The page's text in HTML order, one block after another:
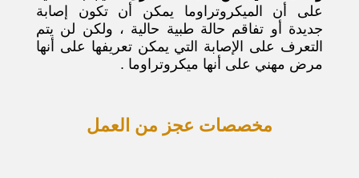
على أن الميكروتراوما يمكن أن تكون إصابة
جديدة أو تفاقم حالة طبية حالية ، ولكن لن يتم
التعرف على الإصابة التي يمكن تعريفها على أنها
مرض مهني على أنها ميكروتراوما .
مخصصات عجز من العمل